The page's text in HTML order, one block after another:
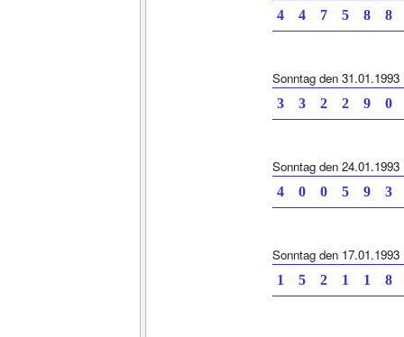
4 4 7 5 8
Sonntag den 31.01.1993
3 3 2 2 9
Sonntag den 24.01.1993
4 0 0 5 9
Sonntag den 17.01.1993
1 5 2 1 1